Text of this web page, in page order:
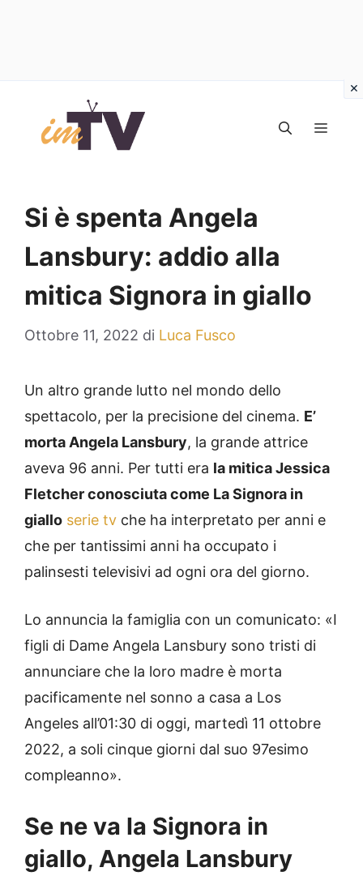
contenuto
Si è spenta Angela
Lansbury: addio alla
mitica Signora in giallo
Ottobre 11, 2022 di Luca Fusco
Un altro grande lutto nel mondo dello
spettacolo, per la precisione del cinema. E’
morta Angela Lansbury, la grande attrice
aveva 96 anni. Per tutti era la mitica Jessica
Fletcher conosciuta come La Signora in
giallo serie tv che ha interpretato per anni e
che per tantissimi anni ha occupato i
palinsesti televisivi ad ogni ora del giorno.
Lo annuncia la famiglia con un comunicato: «I
figli di Dame Angela Lansbury sono tristi di
annunciare che la loro madre è morta
pacificamente nel sonno a casa a Los
Angeles all’01:30 di oggi, martedì 11 ottobre
2022, a soli cinque giorni dal suo 97esimo
compleanno».
Se ne va la Signora in
giallo, Angela Lansbury